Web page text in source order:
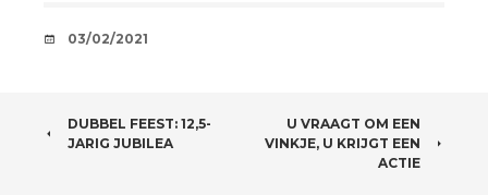
AFSPRAAKJE
03/02/2021
BERICHTNAVIGATIE
DUBBEL FEEST: 12,5-
JARIG JUBILEA
U VRAAGT OM EEN
VINKJE, U KRIJGT EEN
ACTIE